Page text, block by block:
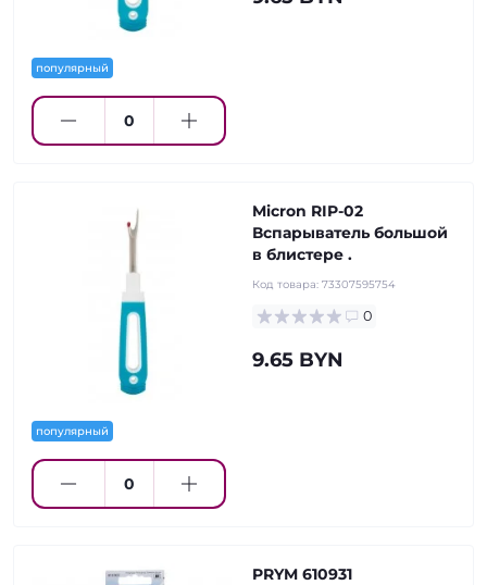
популярный
популярный
Micron RIP-02
Вспарыватель большой
в блистере .
Код товара: 73307595754
0
9.65 BYN
PRYM 610931